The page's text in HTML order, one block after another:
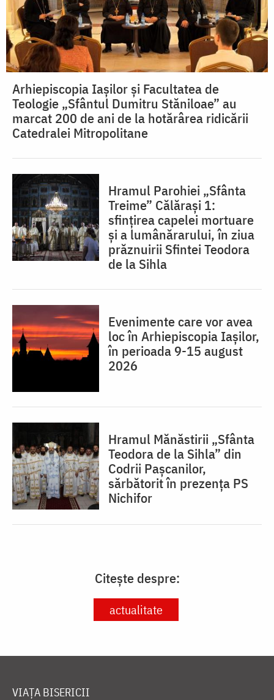
Arhiepiscopia Iașilor și Facultatea de
Teologie „Sfântul Dumitru Stăniloae” au
marcat 200 de ani de la hotărârea ridicării
Catedralei Mitropolitane
Hramul Parohiei „Sfânta
Treime” Călărași 1:
sfințirea capelei mortuare
și a lumânărarului, în ziua
prăznuirii Sfintei Teodora
de la Sihla
Evenimente care vor avea
loc în Arhiepiscopia Iaşilor,
în perioada 9-15 august
2026
Hramul Mănăstirii „Sfânta
Teodora de la Sihla” din
Codrii Pașcanilor,
sărbătorit în prezența PS
Nichifor
Citește despre:
actualitate
VIAȚA BISERICII